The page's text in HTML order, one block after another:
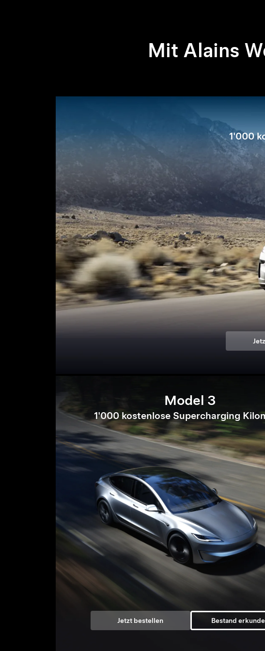
Mit Alains
1'000
Model 3
1'000 kostenlose Supercharging
Jetzt bestellen Bestand